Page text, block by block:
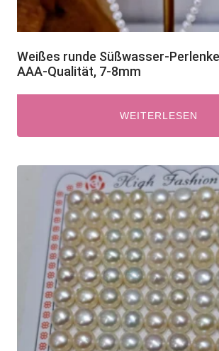
Weißes runde Süßwasser-
AAA-Qualität, 7-8mm
WEITERLESEN